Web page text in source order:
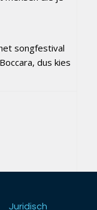
songfestival
dus kies
Juridisch